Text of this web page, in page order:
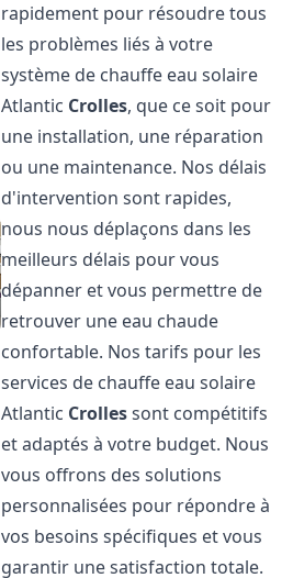
rapidement pour résoudre tous
les problèmes liés à votre
système de chauffe eau solaire
Atlantic Crolles, que ce soit pour
une installation, une réparation
ou une maintenance. Nos délais
d'intervention sont rapides,
nous nous déplaçons dans les
meilleurs délais pour vous
dépanner et vous permettre de
retrouver une eau chaude
confortable. Nos tarifs pour les
services de chauffe eau solaire
Atlantic Crollessont compétitifs
et adaptés à votre budget. Nous
vous offrons des solutions
personnalisées pour répondre à
vos besoins spécifiques et vous
garantir une satisfaction totale.